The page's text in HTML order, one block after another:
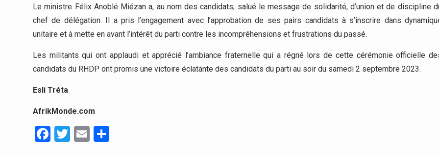
Le ministre Félix Anoblé Miézan a, au nom des candidats, salué le message de solidarité, d’union et de discipline
chef de délégation. Il a pris l’engagement avec l’approbation de ses pairs candidats à s’inscrire dans
unitaire et à mette en avant l’intérêt du parti contre les incompréhensions et frustrations du passé.
Les militants qui ont applaudi et apprécié l’ambiance fraternelle qui a régné lors de cette cérémonie officielle
candidats du RHDP ont promis une victoire éclatante des candidats du parti au soir du samedi 2 septembre 2023.
Esli Tréta
AfrikMonde.com
Facebook
Twitter
Email